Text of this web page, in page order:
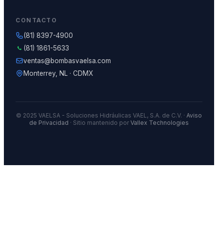
CONTACTO
(81) 8397-4900
(81) 1861-5633
ventas@bombasvaelsa.com
Monterrey, NL · CDMX
© 2025 VAELSA - Soluciones Hidráulicas VAEL, S.A. de C.V. · Aviso
de Privacidad · Sitio mantenido por Vallex Technologies